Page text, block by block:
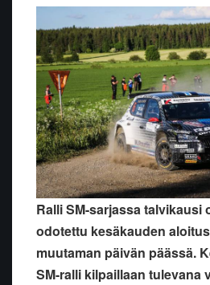
Ralli SM-sarjassa talvikausi
odotettu kesäkauden
muutaman päivän päässä.
SM-ralli kilpaillaan tulevana